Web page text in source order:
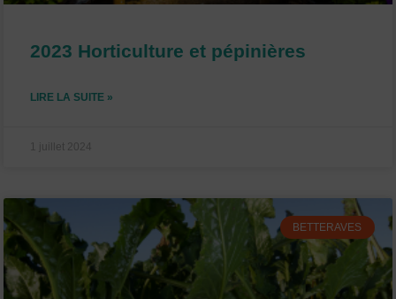
2023 Horticulture et pépinières
LIRE LA SUITE »
1 juillet 2024
BETTERAVES